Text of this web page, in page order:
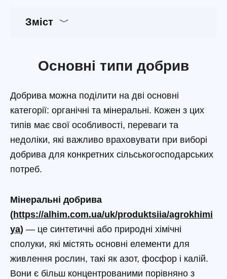
Зміст
Основні типи добрив
Добрива можна поділити на дві основні
категорії: органічні та мінеральні. Кожен з цих
типів має свої особливості, переваги та
недоліки, які важливо враховувати при виборі
добрива для конкретних сільськогосподарських
потреб.
Мінеральні добрива
(https://alhim.com.ua/uk/produktsiia/agrokhimi
ya) — це синтетичні або природні хімічні
сполуки, які містять основні елементи для
живлення рослин, такі як азот, фосфор і калій.
Вони є більш концентрованими порівняно з